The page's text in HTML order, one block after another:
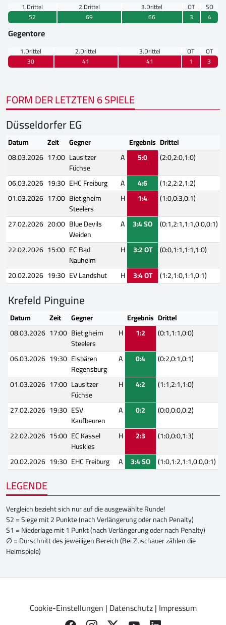
1.Drittel 2.Drittel 3.Drittel OT
SO
52
69 66 3 4
Gegentore
1.Drittel 2.Drittel 3.Drittel OT
OT
30
41 41 1 3
FORM DER LETZTEN 6 SPIELE
Düsseldorfer EG
Datum Zeit Gegner Ergebnis Drittel
08.03.2026 17:00 Lausitzer
Füchse
A 5:0
(2:0,2:0,1:0)
06.03.2026 19:30 EHC Freiburg A 4:6
(1:2,2:2,1:2)
01.03.2026 17:00 Bietigheim
Steelers
H 1:4
(1:0,0:3,0:1)
27.02.2026 20:00 Blue Devils
Weiden
A 3:4 SO (0:1,2:1,1:1,0:0,0:1)
22.02.2026 15:00 EC Bad
Nauheim
H 3:2 OT (0:0,1:1,1:1,1:0)
20.02.2026 19:30 EV Landshut H 3:4 OT (1:2,1:0,1:1,0:1)
Krefeld Pinguine
Datum Zeit Gegner Ergebnis Drittel
08.03.2026 17:00 Bietigheim
Steelers
H 1:2
(0:1,1:1,0:0)
06.03.2026 19:30 Eisbären
Regensburg
A 0:4
(0:2,0:1,0:1)
01.03.2026 17:00 Lausitzer
Füchse
H 4:2
(1:1,2:1,1:0)
27.02.2026 19:30 ESV
Kaufbeuren
A 0:2
(0:0,0:0,0:2)
22.02.2026 15:00 EC Kassel
Huskies
H 2:3
(1:0,0:0,1:3)
20.02.2026 19:30 EHC Freiburg A 3:4 SO (1:0,1:2,1:1,0:0,0:1)
LEGENDE
Vergleich bezieht sich nur auf die ausgewählte Runde!
S2 = Siege mit 2 Punkte (nach Verlängerung oder nach Penalty)
S1 = Niederlage mit 1 Punkt (nach Verlängerung oder nach Penalty)
∅ = Durschnitt des jeweiligen Bereich (Bei Zuschauer zählen die
Heimspiele)
Cookie-Einstellungen | Datenschutz| Impressum